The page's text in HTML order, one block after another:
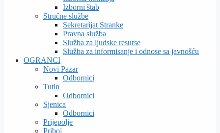
Izborni štab
Stručne službe
Sekretarijat Stranke
Pravna služba
Služba za ljudske resurse
Služba za informisanje i odnose sa javnošću
OGRANCI
Novi Pazar
Odbornici
Tutin
Odbornici
Sjenica
Odbornici
Prijepolje
Priboj